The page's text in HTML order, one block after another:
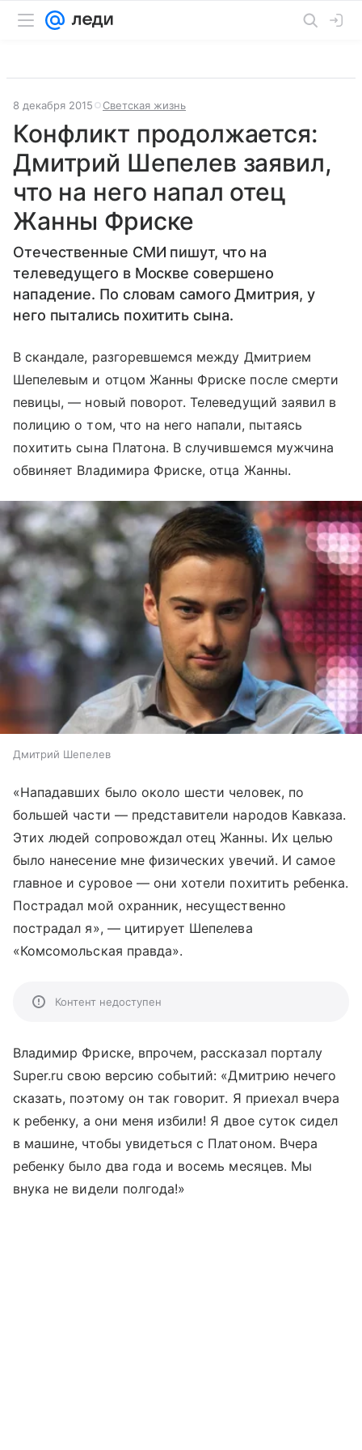
8 декабря 2015 Светская жизнь
Конфликт продолжается:
Дмитрий Шепелев заявил,
что на него напал отец
Жанны Фриске
Отечественные СМИ пишут, что на
телеведущего в Москве совершено
нападение. По словам самого Дмитрия, у
него пытались похитить сына.
В скандале, разгоревшемся между Дмитрием
Шепелевым и отцом Жанны Фриске после смерти
певицы, — новый поворот. Телеведущий заявил в
полицию о том, что на него напали, пытаясь
похитить сына Платона. В случившемся мужчина
обвиняет Владимира Фриске, отца Жанны.
Дмитрий Шепелев
«Нападавших было около шести человек, по
большей части — представители народов Кавказа.
Этих людей сопровождал отец Жанны. Их целью
было нанесение мне физических увечий. И самое
главное и суровое — они хотели похитить ребенка.
Пострадал мой охранник, несущественно
пострадал я», — цитирует Шепелева
«Комсомольская правда».
Контент недоступен
Владимир Фриске, впрочем, рассказал порталу
Super.ru свою версию событий: «Дмитрию нечего
сказать, поэтому он так говорит. Я приехал вчера
к ребенку, а они меня избили! Я двое суток сидел
в машине, чтобы увидеться с Платоном. Вчера
ребенку было два года и восемь месяцев. Мы
внука не видели полгода!»